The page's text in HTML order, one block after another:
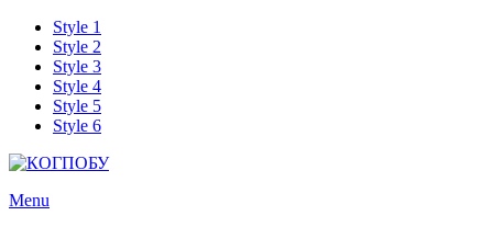
Style 1
Style 2
Style 3
Style 4
Style 5
Style 6
Menu